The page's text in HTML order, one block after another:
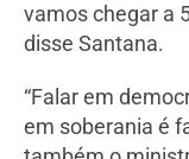
vamos chegar a
disse Santana.
“Falar em
em soberania é